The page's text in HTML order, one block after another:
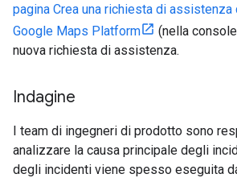
pagina Crea una richiesta di
Google Maps Platform
(nella
nuova richiesta di assistenza.
Indagine
I team di ingegneri di prodotto sono
analizzare la causa principale degli
degli incidenti viene spesso eseguita